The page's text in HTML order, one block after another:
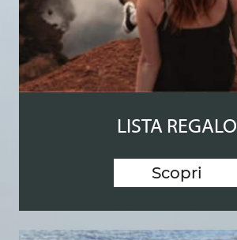
LISTA REGALO
Scopri